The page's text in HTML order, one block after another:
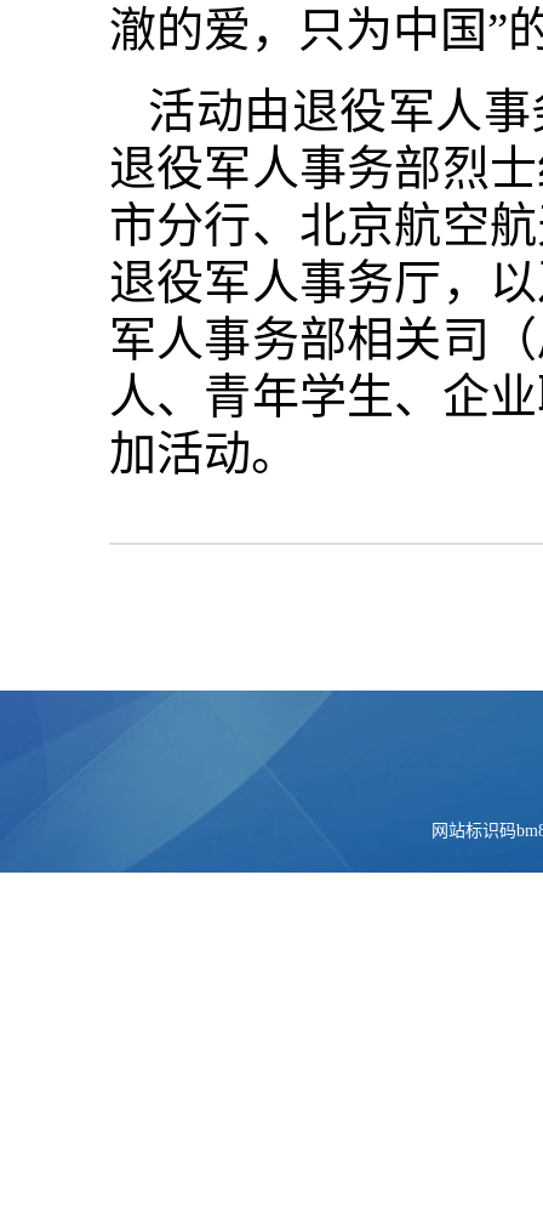
澈的爱，只为中国”
活动由退役军人
退役军人事务部烈
市分行、北京航空
退役军人事务厅，
军人事务部相关司
人、青年学生、企
加活动。
网站标识码